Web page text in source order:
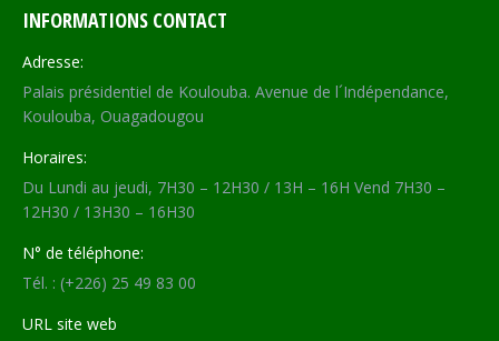
INFORMATIONS CONTACT
Adresse:
Palais présidentiel de Koulouba. Avenue de l´Indépendance,
Koulouba, Ouagadougou
Horaires:
Du Lundi au jeudi, 7H30 – 12H30 / 13H – 16H Vend 7H30 –
12H30 / 13H30 – 16H30
N° de téléphone:
Tél. : (+226) 25 49 83 00
URL site web